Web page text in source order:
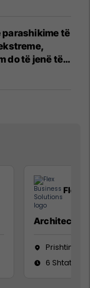
parashikime të
do të jenë të
Flex
Architect
Prishtinë
6 Shtator